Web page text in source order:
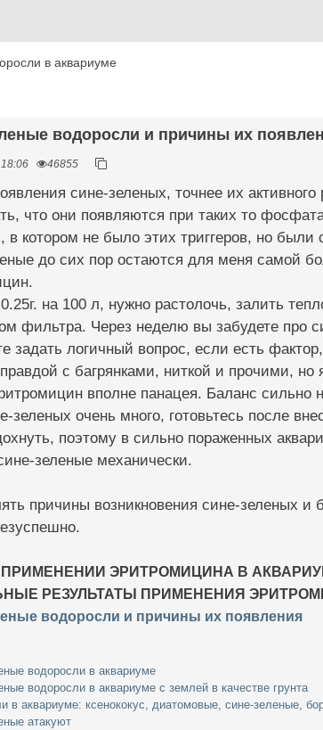
в аквариуме
водоросли и причины их
46855
сине-зеленых, точнее их
что они появляются при таких то
в котором не было этих триггеров, но были
до сих пор остаются для меня самой
0.25г. на 100 л, нужно растолочь, залить
фильтра. Через неделю вы забудете про
задать логичный вопрос, если есть
с багрянками, ниткой и прочими,
вполне панацея. Баланс сильно
зеленых очень много, готовьтесь после
поэтому в сильно пораженных
зеленые механически.
причины возникновения сине-зеленых
ПРИМЕНЕНИИ ЭРИТРОМИЦИНА В
РЕЗУЛЬТАТЫ ПРИМЕНЕНИЯ
водоросли и причины их появления
водоросли в аквариуме
водоросли в аквариуме с землей в качестве грунта
в аквариуме: ксенококус, диатомовые, сине-зеленые,
атакуют